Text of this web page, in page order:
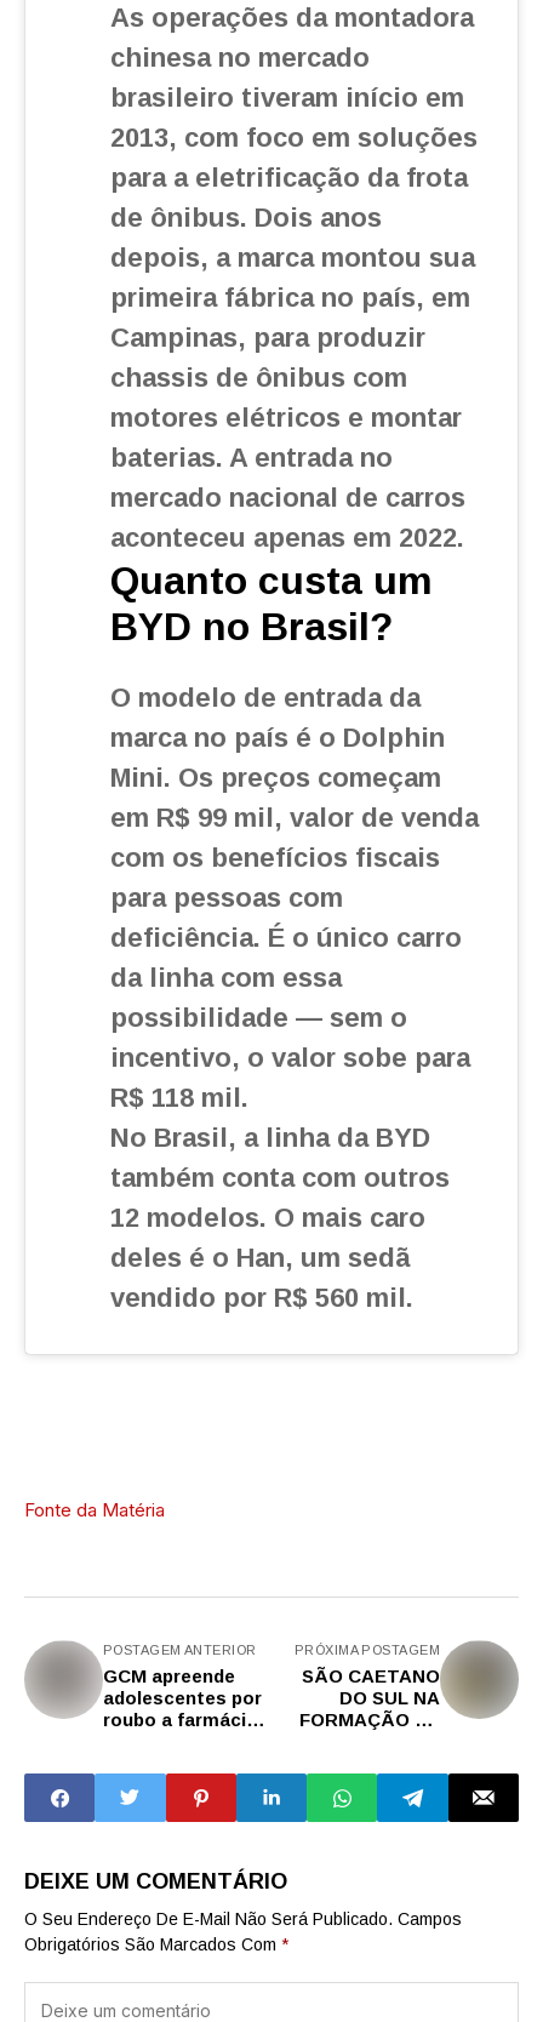
As operações da montadora
chinesa no mercado
brasileiro tiveram início em
2013, com foco em soluções
para a eletrificação da frota
de ônibus. Dois anos
depois, a marca montou sua
primeira fábrica no país, em
Campinas, para produzir
chassis de ônibus com
motores elétricos e montar
baterias. A entrada no
mercado nacional de carros
aconteceu apenas em 2022.
Quanto custa um
BYD no Brasil?
O modelo de entrada da
marca no país é o Dolphin
Mini. Os preços começam
em R$ 99 mil, valor de venda
com os benefícios fiscais
para pessoas com
deficiência. É o único carro
da linha com essa
possibilidade — sem o
incentivo, o valor sobe para
R$ 118 mil.
No Brasil, a linha da BYD
também conta com outros
12 modelos. O mais caro
deles é o Han, um sedã
vendido por R$ 560 mil.
Fonte da Matéria
POSTAGEM ANTERIOR
GCM apreende
adolescentes por
roubo a farmácia
do CGE
PRÓXIMA POSTAGEM
SÃO CAETANO
DO SUL NA
FORMAÇÃO DE
DEIXE UM COMENTÁRIO
O Seu Endereço De E-Mail Não Será Publicado. Campos
Obrigatórios São Marcados Com *